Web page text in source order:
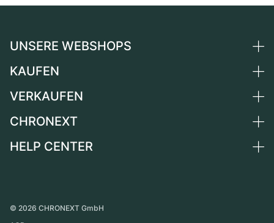
UNSERE WEBSHOPS
Deutschland
Schweiz
Frankreich
KAUFEN
Alle Luxusuhren
Independent Brands
VERKAUFEN
Uhr verkaufen
CHRONEXT
Über uns
Partner
HELP CENTER
Persönliche Abholung
© 2026 CHRONEXT GmbH